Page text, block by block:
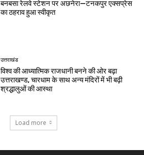
बनबसा रेलवे स्टेशन पर अछनेरा—टनकपुर एक्सप्रेस
का ठहराव हुआ स्वीकृत
उत्तराखंड
विश्व की आध्यात्मिक राजधानी बनने की ओर बढ़ा
उत्तराखण्ड, चारधाम के साथ अन्य मंदिरों में भी बढ़ी
श्रद्धालुओं की आस्था
Load more